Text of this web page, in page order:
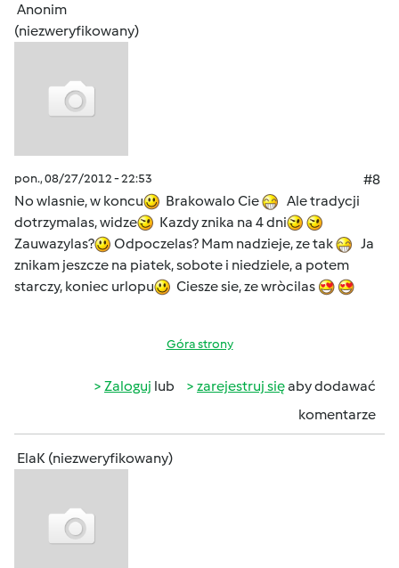
Anonim
(niezweryfikowany)
pon., 08/27/2012 - 22:53
#8
No wlasnie, w koncu
Brakowalo Cie
Ale tradycji
dotrzymalas, widze
Kazdy znika na 4 dni
Zauwazylas?
Odpoczelas? Mam nadzieje, ze tak
Ja
znikam jeszcze na piatek, sobote i niedziele, a potem
starczy, koniec urlopu
Ciesze sie, ze wròcilas
Góra strony
Zaloguj lub zarejestruj sięaby dodawać
komentarze
ElaK (niezweryfikowany)